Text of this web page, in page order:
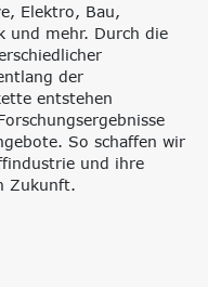
Elektro, Bau,
und mehr. Durch die
der
entstehen
So schaffen wir
und ihre
Zukunft.